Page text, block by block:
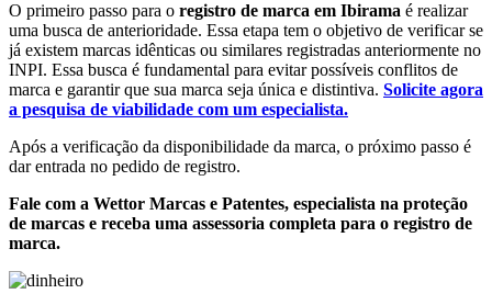
O primeiro passo para o registro de marca em Ibirama é realizar
uma busca de anterioridade. Essa etapa tem o objetivo de verificar se
já existem marcas idênticas ou similares registradas anteriormente no
INPI. Essa busca é fundamental para evitar possíveis conflitos de
marca e garantir que sua marca seja única e distintiva. Solicite agora
a pesquisa de viabilidade com um especialista.
Após a verificação da disponibilidade da marca, o próximo passo é
dar entrada no pedido de registro.
Fale com a Wettor Marcas e Patentes, especialista na proteção
de marcas e receba uma assessoria completa para o registro de
marca.